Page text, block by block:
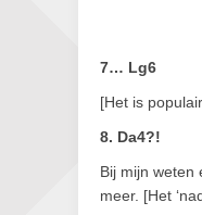
7… Lg6
[Het is
8. Da4?!
Bij mijn weten
meer. [Het